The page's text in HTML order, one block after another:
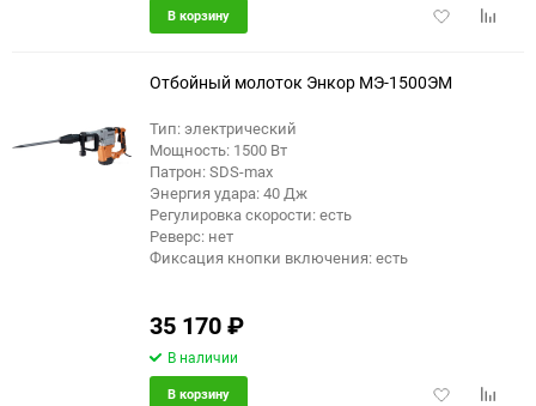
Добавить
В корзину
Отбойный молоток Энкор МЭ-1500ЭМ
Тип: электрический
Мощность: 1500 Вт
Патрон: SDS-max
Энергия удара: 40 Дж
Регулировка скорости: есть
Реверс: нет
Фиксация кнопки включения: есть
35 170₽
В наличии
Добавить
В корзину